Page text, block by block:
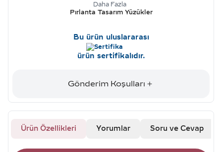
Daha Fazla
Pırlanta Tasarım Yüzükler
Bu ürün uluslararası
ürün sertifikalıdır.
Gönderim Koşulları
Ürün Özellikleri Yorumlar Soru ve Cevap